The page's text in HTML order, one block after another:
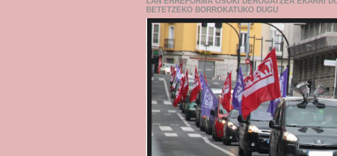
BETETZEKO BORROKATUKO DUGU